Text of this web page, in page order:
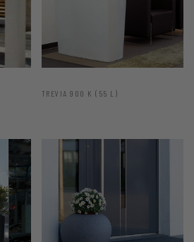
TREVIA 900 K (55 L)